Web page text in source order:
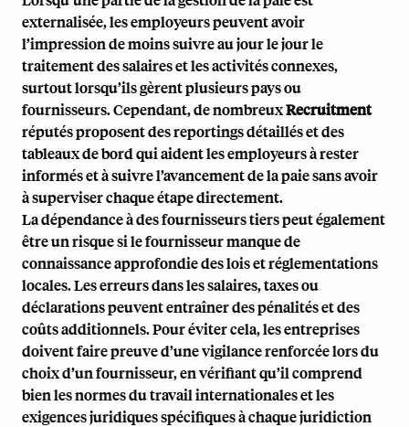
externalisée, les employeurs peuvent avoir
l’impression de moins suivre au jour le jour le
traitement des salaires et les activités connexes,
surtout lorsqu’ils gèrent plusieurs pays ou
fournisseurs. Cependant, de nombreuxRecruitment
réputés proposent des reportings détaillés et des
tableaux de bord qui aident les employeurs à rester
informés et à suivre l’avancement de la paie sans avoir
à superviser chaque étape directement.
La dépendance à des fournisseurs tiers peut également
être un risque si le fournisseur manque de
connaissance approfondie deslois et réglementations
locales. Les erreurs dans les salaires, taxes ou
déclarations peuvent entraîner des pénalités et des
coûts additionnels. Pour éviter cela, les entreprises
doivent faire preuve d’une vigilance renforcée lors du
choix d’un fournisseur, en vérifiant qu’il comprend
bien les normes du travail internationales et les
exigences juridiques spécifiques à chaque juridiction